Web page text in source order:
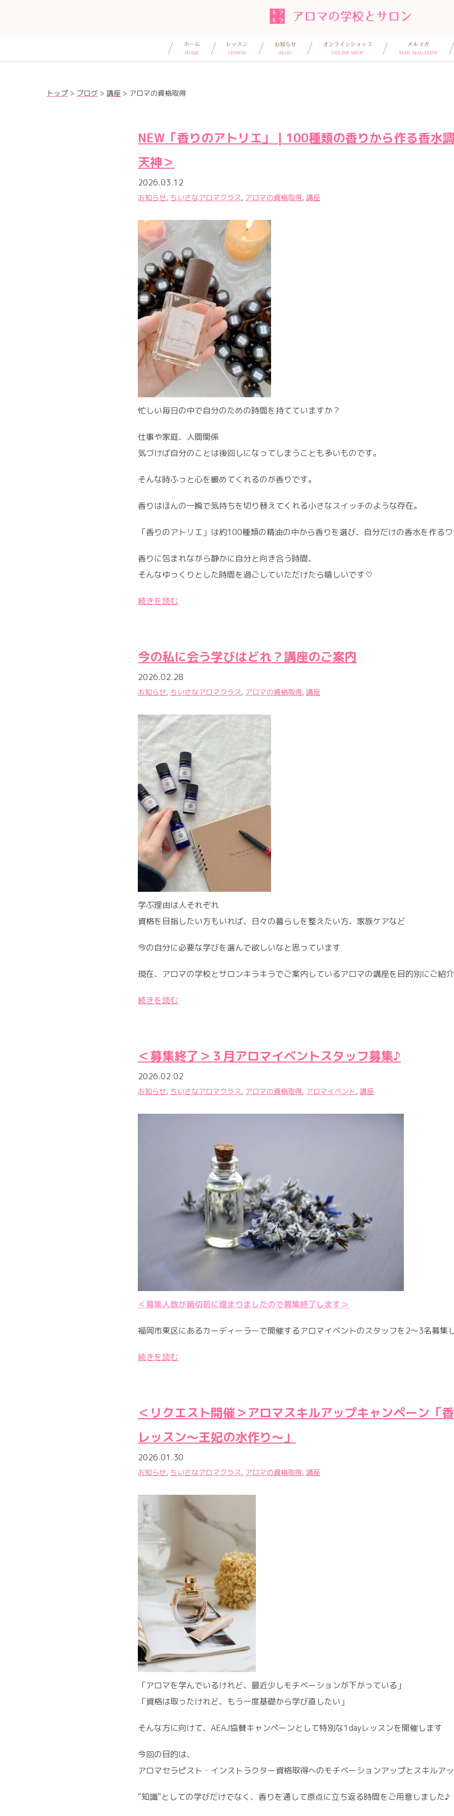
トップ > ブログ > 講座 > アロマの資格取得
NEW「香りのアトリエ」 | 100種類の香りから作る香水
天神＞
2026.03.12
お知らせ, ちいさなアロマクラス, アロマの資格取得, 講座
忙しい毎日の中で自分のための時間を持てていますか？
仕事や家庭、人間関係
気づけば自分のことは後回しになってしまうことも多いものです。
そんな時ふっと心を緩めてくれるのが香りです。
香りはほんの一瞬で気持ちを切り替えてくれる小さなスイッチのような存在。
「香りのアトリエ」は約100種類の精油の中から香りを選び、自分だけの香水を作る
香りに包まれながら静かに自分と向き合う時間、
そんなゆっくりとした時間を過ごしていただけたら嬉しいです♡
続きを読む
今の私に会う学びはどれ？講座のご案内
2026.02.28
お知らせ, ちいさなアロマクラス, アロマの資格取得, 講座
学ぶ理由は人それぞれ
資格を目指したい方もいれば、日々の暮らしを整えたい方、家族ケアなど
今の自分に必要な学びを選んで欲しいなと思っています
現在、アロマの学校とサロンキラキラでご案内しているアロマの講座を目的別にご紹
続きを読む
＜募集終了＞３月アロマイベントスタッフ募集♪
2026.02.02
お知らせ, ちいさなアロマクラス, アロマの資格取得, アロマイベント, 講座
＜募集人数が締切前に埋まりましたので募集終了します＞
福岡市東区にあるカーディーラーで開催するアロマイベントのスタッフを2〜3名募集
続きを読む
＜リクエスト開催＞アロマスキルアップキャンペーン「
レッスン〜王妃の水作り〜」
2026.01.30
お知らせ, ちいさなアロマクラス, アロマの資格取得, 講座
「アロマを学んでいるけれど、最近少しモチベーションが下がっている」
「資格は取ったけれど、もう一度基礎から学び直したい」
そんな方に向けて、AEAJ協賛キャンペーンとして特別な1dayレッスンを開催します
今回の目的は、
アロマセラピスト・インストラクター資格取得へのモチベーションアップとスキルア
“知識”としての学びだけでなく、香りを通して原点に立ち返る時間をご用意しました♪